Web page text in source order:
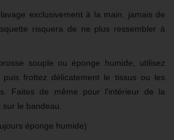
exclusivement à la main, jamais de
risquera de ne plus ressembler à
souple ou éponge humide, utilisez
puis frottez délicatement le tissus ou les
Faites de même pour l'intérieur de la
sur le bandeau.
éponge humide)